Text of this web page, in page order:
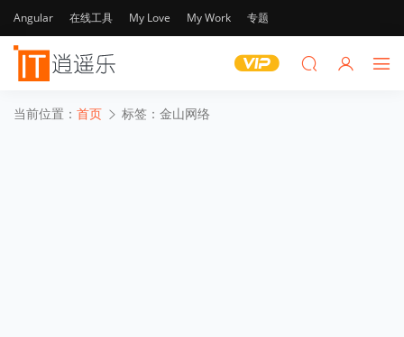
Angular 在线工具 My Love My Work 专题
当前位置： 首页 标签：金山网络